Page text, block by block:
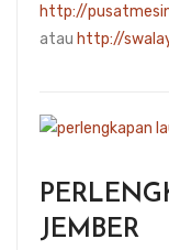
http://
atau http://
JEMBER